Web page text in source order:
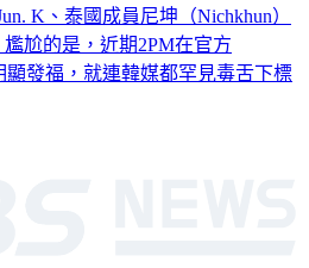
K、泰國成員尼坤（Nichkhun）
尬的是，近期2PM在官方
顯發福，就連韓媒都罕見毒舌下標